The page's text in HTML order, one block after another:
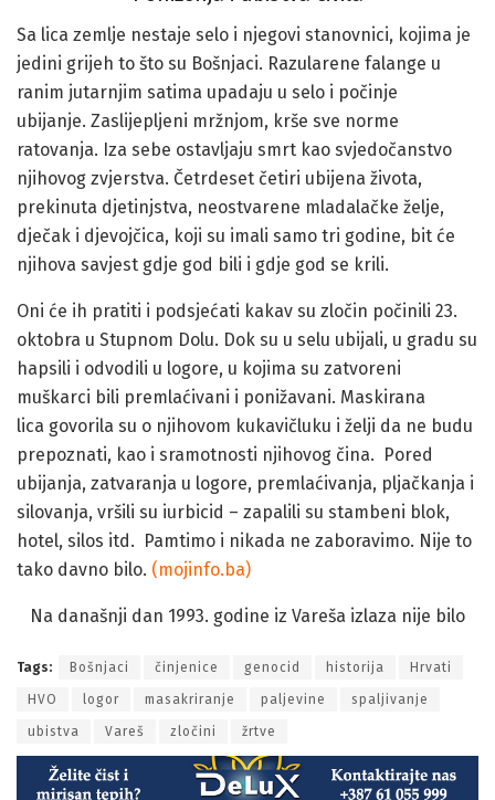
Sa lica zemlje nestaje selo i njegovi stanovnici, kojima je
jedini grijeh to što su Bošnjaci. Razularene falange u
ranim jutarnjim satima upadaju u selo i počinje
ubijanje. Zaslijepljeni mržnjom, krše sve norme
ratovanja. Iza sebe ostavljaju smrt kao svjedočanstvo
njihovog zvjerstva. Četrdeset četiri ubijena života,
prekinuta djetinjstva, neostvarene mladalačke želje,
dječak i djevojčica, koji su imali samo tri godine, bit će
njihova savjest gdje god bili i gdje god se krili.
Oni će ih pratiti i podsjećati kakav su zločin počinili 23.
oktobra u Stupnom Dolu. Dok su u selu ubijali, u gradu su
hapsili i odvodili u logore, u kojima su zatvoreni
muškarci bili premlaćivani i ponižavani. Maskirana
lica govorila su o njihovom kukavičluku i želji da ne budu
prepoznati, kao i sramotnosti njihovog čina. Pored
ubijanja, zatvaranja u logore, premlaćivanja, pljačkanja i
silovanja, vršili su iurbicid – zapalili su stambeni blok,
hotel, silos itd. Pamtimo i nikada ne zaboravimo. Nije to
tako davno bilo. (mojinfo.ba)
Na današnji dan 1993. godine iz Vareša izlaza nije bilo
Tags: Bošnjaci činjenice genocid historija Hrvati
HVO logor masakriranje paljevine spaljivanje
ubistva Vareš zločini žrtve